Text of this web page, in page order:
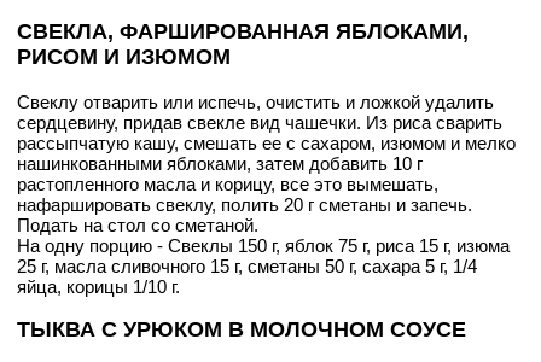
СВЕКЛА, ФАРШИРОВАННАЯ ЯБЛОКАМИ,
РИСОМ И ИЗЮМОМ
Свеклу отварить или испечь, очистить и ложкой удалить
сердцевину, придав свекле вид чашечки. Из риса сварить
рассыпчатую кашу, смешать ее с сахаром, изюмом и мелко
нашинкованными яблоками, затем добавить 10 г
растопленного масла и корицу, все это вымешать,
нафаршировать свеклу, полить 20 г сметаны и запечь.
Подать на стол со сметаной.
На одну порцию - Свеклы 150 г, яблок 75 г, риса 15 г, изюма
25 г, масла сливочного 15 г, сметаны 50 г, сахара 5 г, 1/4
яйца, корицы 1/10 г.
ТЫКВА С УРЮКОМ В МОЛОЧНОМ СОУСЕ